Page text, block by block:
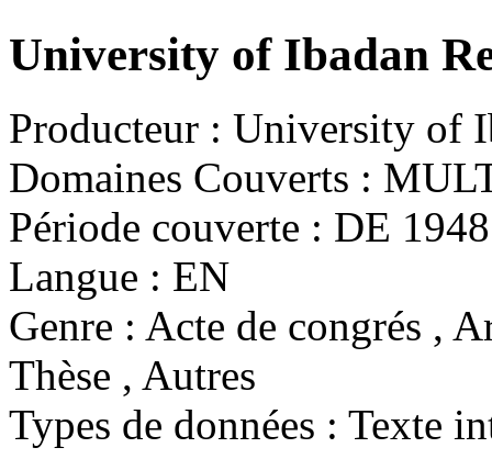
University of Ibadan
Producteur : University of
Domaines Couverts :
Période couverte : DE
Langue : EN
Genre : Acte de congrés ,
Thèse , Autres
Types de données : Texte